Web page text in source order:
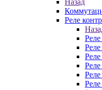
Назад
Реле
Реле